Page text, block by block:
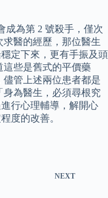
成為第 2 號殺手，僅次
醫的經歷，那位醫生
定下來，更有手振及頭
這些是舊式的平價藥
管上述兩位患者都是
為醫生，必須尋根究
行心理輔導，解開心
度的改善。
NEXT